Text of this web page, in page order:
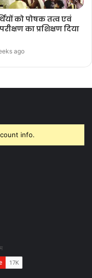
को पोषक तत्व एवं
परीक्षण का प्रशिक्षण दिया
ago
info.